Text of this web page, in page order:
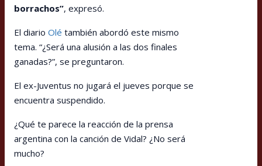
borrachos”, expresó.
El diario Olé también abordó este mismo
tema. “¿Será una alusión a las dos finales
ganadas?”, se preguntaron.
El ex-Juventus no jugará el jueves porque se
encuentra suspendido.
¿Qué te parece la reacción de la prensa
argentina con la canción de Vidal? ¿No será
mucho?